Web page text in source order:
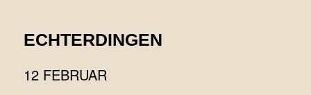
ECHTERDINGEN
12 FEBRUAR